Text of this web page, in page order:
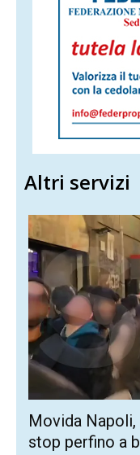
Altri servizi
Movida
stop perfino a